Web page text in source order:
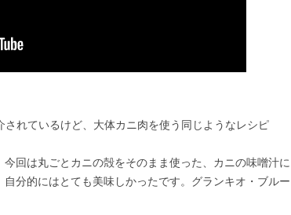
されているけど、大体カニ肉を使う同じようなレシピ
回は丸ごとカニの殻をそのまま使った、カニの味噌汁に
分的にはとても美味しかったです。グランキオ・ブルー